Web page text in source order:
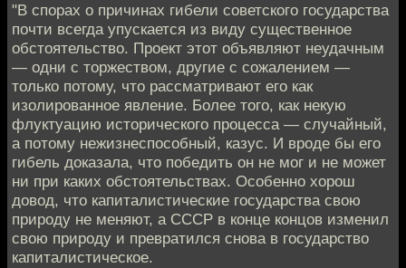
"В спорах о причинах гибели советского государства
почти всегда упускается из виду существенное
обстоятельство. Проект этот объявляют неудачным
— одни с торжеством, другие с сожалением —
только потому, что рассматривают его как
изолированное явление. Более того, как некую
флуктуацию исторического процесса — случайный,
а потому нежизнеспособный, казус. И вроде бы его
гибель доказала, что победить он не мог и не может
ни при каких обстоятельствах. Особенно хорош
довод, что капиталистические государства свою
природу не меняют, а СССР в конце концов изменил
свою природу и превратился снова в государство
капиталистическое.